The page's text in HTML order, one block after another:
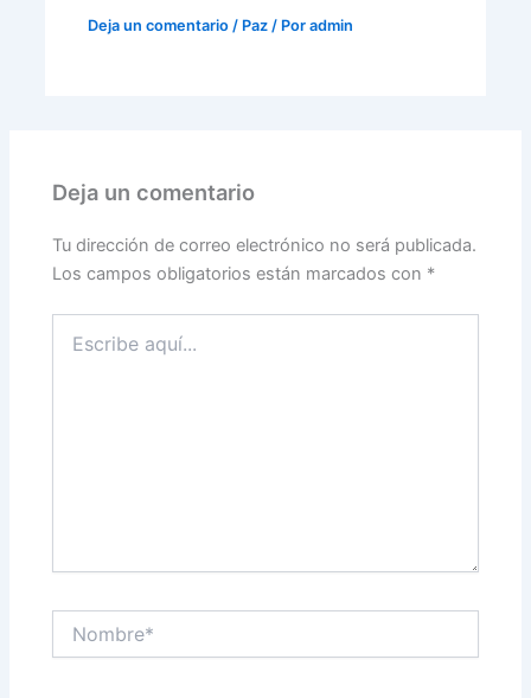
Deja un comentario / Paz / Por admin
Deja un comentario
Tu dirección de correo electrónico no será publicada.
Los campos obligatorios están marcados con *
aquí...